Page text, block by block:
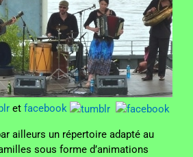
et facebook
ailleurs un répertoire adapté au
sous forme d’animations